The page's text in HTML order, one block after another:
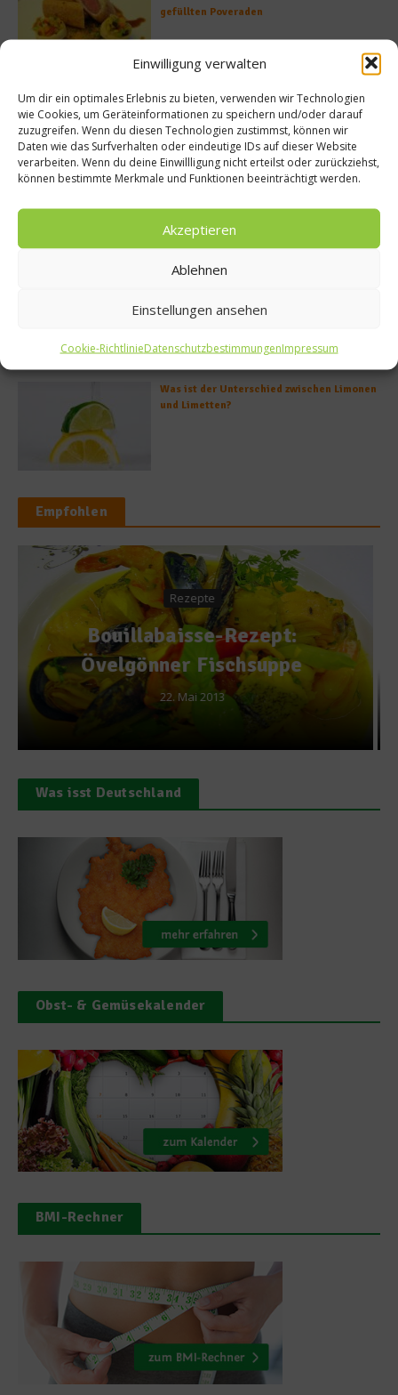
Einwilligung verwalten
Um dir ein optimales Erlebnis zu bieten, verwenden wir Technologien
wie Cookies, um Geräteinformationen zu speichern und/oder darauf
zuzugreifen. Wenn du diesen Technologien zustimmst, können wir
Daten wie das Surfverhalten oder eindeutige IDs auf dieser Website
verarbeiten. Wenn du deine Einwillligung nicht erteilst oder zurückziehst,
können bestimmte Merkmale und Funktionen beeinträchtigt werden.
Akzeptieren
Ablehnen
Einstellungen ansehen
Cookie-RichtlinieDatenschutzbestimmungenImpressum
gefüllten Poveraden
So bildet sich eine krosse
Heinz Beck im Forte Village Resort
Was ist der Unterschied zwischen Limonen
und Limetten?
Empfohlen
Ratgeber Gesundheit
Gewürzküche birgt mehr als
nur Geschmack: Was
Phytamine, Antioxidantien
& Co. bewirken können
Was isst Deutschland
Obst- & Gemüsekalender
BMI-Rechner